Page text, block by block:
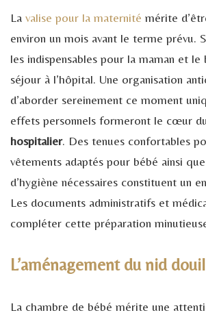
La valise pour la maternité mérite
environ un mois avant le terme prévu.
les indispensables pour la maman et
séjour à l’hôpital. Une organisation
d’aborder sereinement ce moment
effets personnels formeront le cœur
hospitalier. Des tenues confortables
vêtements adaptés pour bébé ainsi
d’hygiène nécessaires constituent un
Les documents administratifs et
compléter cette préparation
L’aménagement du nid
La chambre de bébé mérite une